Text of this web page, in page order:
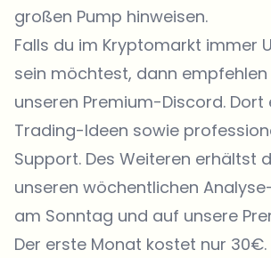
großen Pump hinweisen.
Falls du im Kryptomarkt immer
sein möchtest, dann empfehlen
unseren Premium-Discord.
Trading-Ideen sowie
Support. Des Weiteren erhältst
unseren wöchentlichen
am Sonntag und auf unsere
Der erste Monat kostet nur 30€.